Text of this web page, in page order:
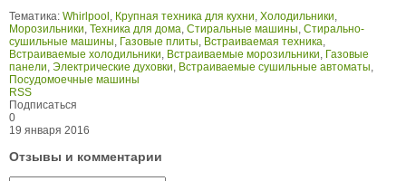
Тематика: Whirlpool , Крупная техника для кухни, Холодильники,
Морозильники, Техника для дома, Стиральные машины, Стирально-
сушильные машины, Газовые плиты, Встраиваемая техника,
Встраиваемые холодильники, Встраиваемые морозильники, Газовые
панели, Электрические духовки, Встраиваемые сушильные автоматы,
Посудомоечные машины
RSS
Подписаться
0
19 января 2016
Отзывы и комментарии